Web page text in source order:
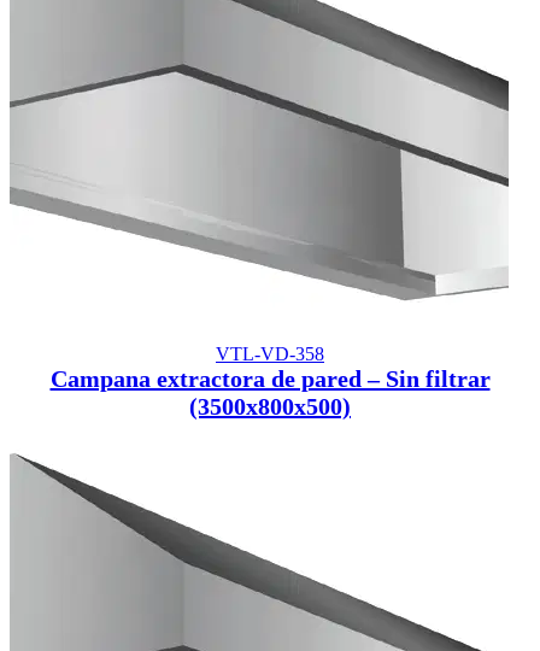
VTL-VD-358
Campana extractora de pared – Sin filtrar
(3500x800x500)